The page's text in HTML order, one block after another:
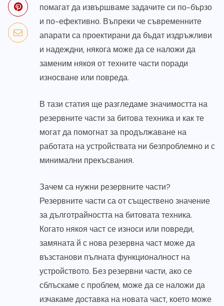
помагат да извършваме задачите си по-бързо
и по-ефективно. Въпреки че съвременните
апарати са проектирани да бъдат издръжливи
и надеждни, някога може да се наложи да
заменим някоя от техните части поради
износване или повреда.
В тази статия ще разгледаме значимостта на
резервните части за битова техника и как те
могат да помогнат за продължаване на
работата на устройствата ни безпроблемно и с
минимални прекъсвания.
Зачем са нужни резервните части?
Резервните части са от съществено значение
за дълготрайността на битовата техника.
Когато някоя част се износи или повреди,
замяната й с нова резервна част може да
възстанови пълната функционалност на
устройството. Без резервни части, ако се
сблъскаме с проблем, може да се наложи да
изчакаме доставка на новата част, което може